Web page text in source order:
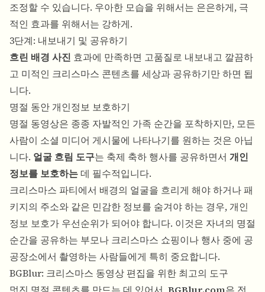
조정할 수 있습니다. 우아한 모습을 위해서는 은은하게, 극
적인 효과를 위해서는 강하게.
3단계: 내보내기 및 공유하기
흐린 배경 사진 효과에 만족하면 고품질로 내보내고 깔끔하
고 미적인 크리스마스 콘텐츠를 세상과 공유하기만 하면 됩
니다.
명절 동안 개인정보 보호하기
명절 동영상은 종종 자발적인 가족 순간을 포착하지만, 모든
사람이 소셜 미디어 게시물에 나타나기를 원하는 것은 아닙
니다. 얼굴 흐림 도구는 축제 축하 행사를 공유하면서 개인
정보를 보호하는데 필수적입니다.
크리스마스 파티에서 배경의 얼굴을 흐리게 해야 하거나 패
키지의 주소와 같은 민감한 정보를 숨겨야 하는 경우, 개인
정보 보호가 우선순위가 되어야 합니다. 이것은 자녀의 명절
순간을 공유하는 부모나 크리스마스 쇼핑이나 행사 중에 공
공장소에서 촬영하는 사람들에게 특히 중요합니다.
BGBlur: 크리스마스 동영상 편집을 위한 최고의 도구